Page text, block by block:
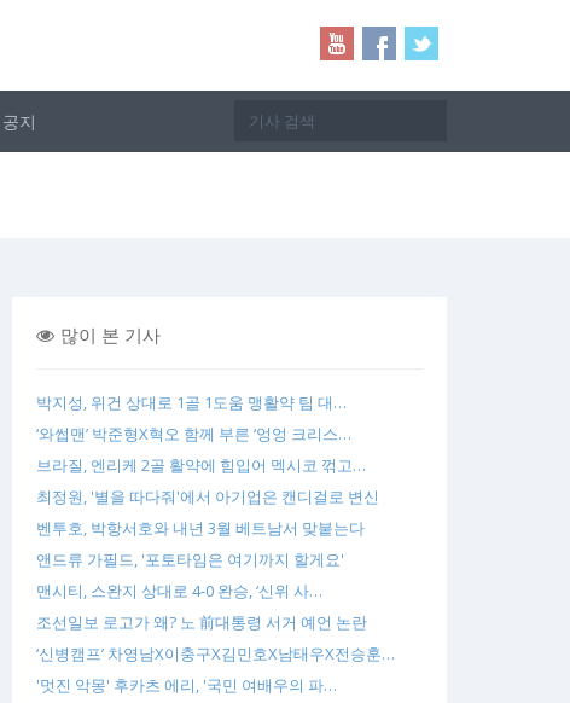
공지
많이 본 기사
박지성, 위건 상대로 1골 1도움 맹활약 팀 대…
‘와썹맨’ 박준형X혁오 함께 부른 ‘엉엉 크리스…
브라질, 엔리케 2골 활약에 힘입어 멕시코 꺾고…
최정원, '별을 따다줘'에서 아기업은 캔디걸로 변신
벤투호, 박항서호와 내년 3월 베트남서 맞붙는다
앤드류 가필드, '포토타임은 여기까지 할게요'
맨시티, 스완지 상대로 4-0 완승, ‘신위 사…
조선일보 로고가 왜? 노 前대통령 서거 예언 논란
‘신병캠프’ 차영남X이충구X김민호X남태우X전승훈…
'멋진 악몽' 후카츠 에리, '국민 여배우의 파…